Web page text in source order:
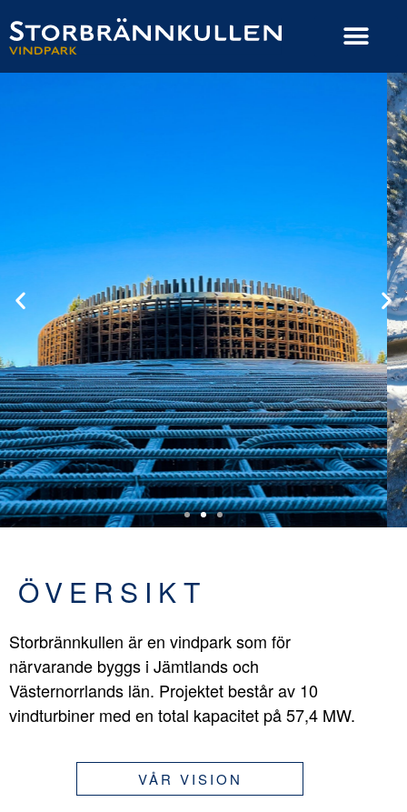
ÖVERSIKT
Storbrännkullen är en vindpark som för
närvarande byggs i Jämtlands och
Västernorrlands län. Projektet består av 10
vindturbiner med en total kapacitet på 57,4 MW.
VÅR VISION